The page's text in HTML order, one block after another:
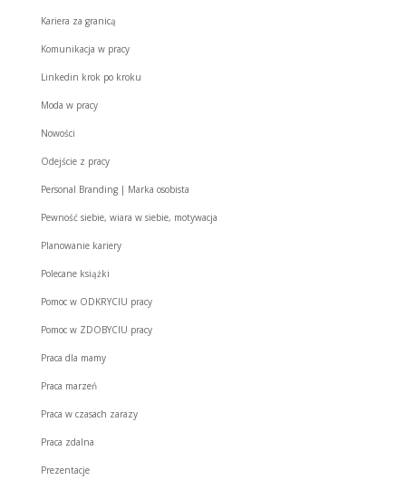
Kariera za granicą
Komunikacja w pracy
Linkedin krok po kroku
Moda w pracy
Nowości
Odejście z pracy
Personal Branding | Marka osobista
Pewność siebie, wiara w siebie, motywacja
Planowanie kariery
Polecane książki
Pomoc w ODKRYCIU pracy
Pomoc w ZDOBYCIU pracy
Praca dla mamy
Praca marzeń
Praca w czasach zarazy
Praca zdalna
Prezentacje